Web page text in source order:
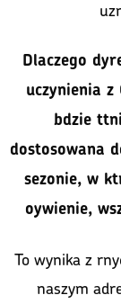
Dlaczego
uczynienia
bdzie
dostosowana
sezonie, w
oywienie,
To wynika z
naszym